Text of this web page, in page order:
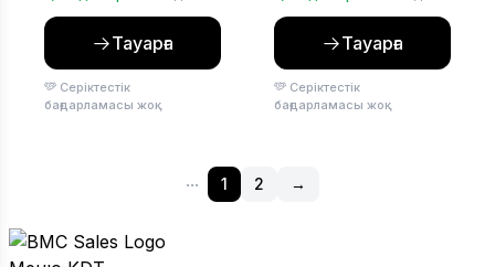
Тауарға
Серіктестік
бағдарламасы жоқ
Тауарға
Серіктестік
бағдарламасы жоқ
... 1 2 →